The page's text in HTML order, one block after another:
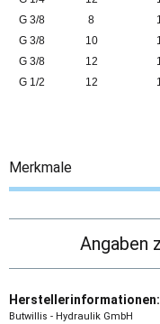
G 3/8
8
G 3/8
10
G 3/8
12
G 1/2
12
Merkmale
Angaben
Herstellerinformationen:
Butwillis - Hydraulik GmbH